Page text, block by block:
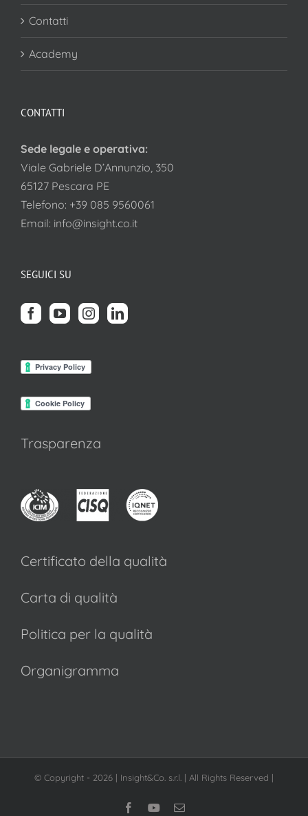
Contatti
Academy
CONTATTI
Sede legale e operativa:
Viale Gabriele D’Annunzio, 350
65127 Pescara PE
Telefono: +39 085 9560061
Email: info@insight.co.it
SEGUICI SU
Trasparenza
Certificato della qualità
Carta di qualità
Politica per la qualità
Organigramma
© Copyright - 2026 | Insight&Co. s.r.l. | All Rights Reserved |
FacebookYouTubeEmail